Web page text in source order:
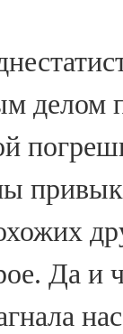
делом
Да и